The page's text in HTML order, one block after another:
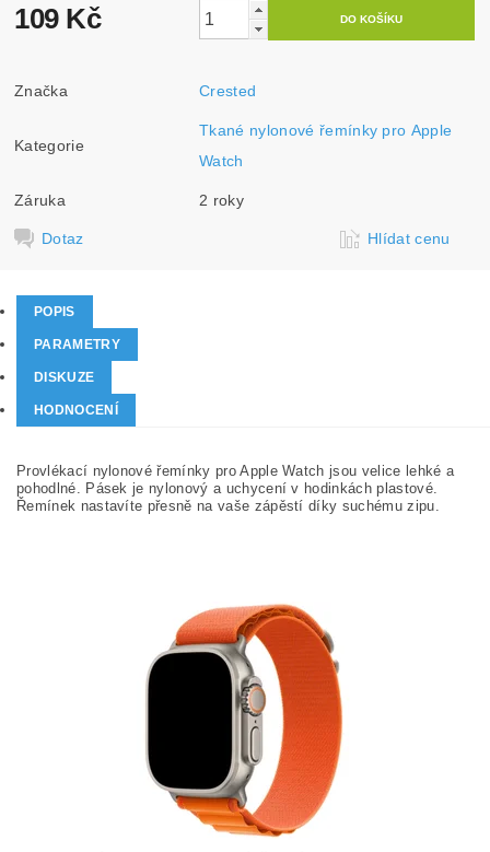
109 Kč
Značka Crested
Kategorie
Tkané nylonové řemínky pro Apple
Watch
Záruka 2 roky
Dotaz Hlídat cenu
POPIS
PARAMETRY
DISKUZE
HODNOCENÍ
Provlékací nylonové řemínky pro Apple Watch jsou velice lehké a
pohodlné. Pásek je nylonový a uchycení v hodinkách plastové.
Řemínek nastavíte přesně na vaše zápěstí díky suchému zipu.